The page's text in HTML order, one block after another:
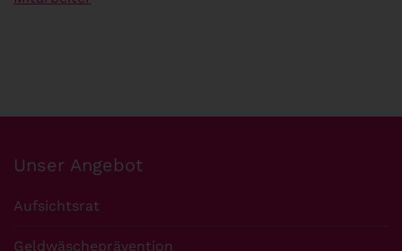
Unser Angebot
Aufsichtsrat
Geldwäscheprävention